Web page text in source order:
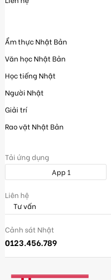
Ẩm thực Nhật Bản
Văn học Nhật Bản
Học tiếng Nhật
Người Nhật
Giải trí
Rao vặt Nhật Bản
Tải ứng dụng
App 1
Liên hệ
Tư vấn
Cảnh sát Nhật
0123.456.789